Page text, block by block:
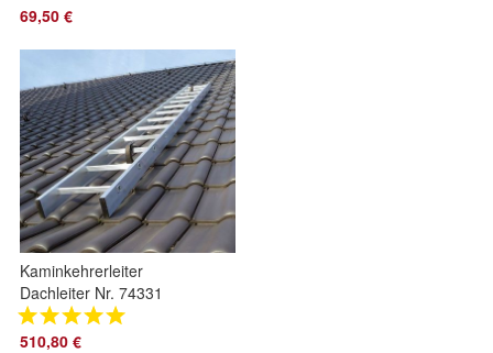
Stufen-Anlegeleitern
69,50 €
Kaminkehrerleiter
Dachleiter Nr. 74331
Alu 8,68 m 31
Sprossen
510,80 €